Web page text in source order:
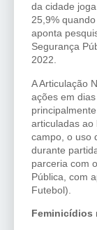
da cidade
25,9%
aponta
Segurança
2022.
A Articulação
ações em
articuladas ao
campo, o uso
durante
parceria com
Pública, com
Futebol).
Feminicídios